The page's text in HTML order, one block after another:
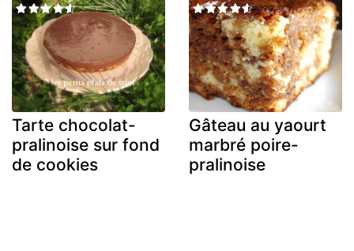
Tarte chocolat-
pralinoise sur fond
de cookies
Gâteau au yaourt
marbré poire-
pralinoise